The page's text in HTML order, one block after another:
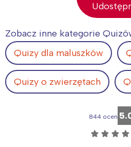
Zobacz inne kategorie
Quizy dla maluszków
Quizy o zwierzętach
844 ocen
☆ ☆ ☆ ☆